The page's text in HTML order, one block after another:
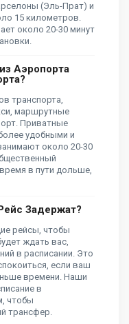
(Эль-Прат) и
15 километров.
около 20-30 минут
Аэропорта
транспорта,
маршрутные
Приватные
удобными и
около 20-30
в пути дольше,
Задержат?
рейсы, чтобы
ждать вас,
в расписании. Это
если ваш
времени. Наши
в
чтобы
трансфер.